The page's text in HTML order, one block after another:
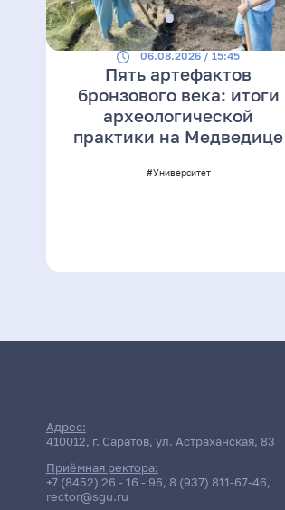
06.08.2026 / 15:45
Пять артефактов
бронзового века: итоги
археологической
практики на Медведице
#Университет
Адрес:
410012, г. Саратов, ул. Астраханская, 83
Приёмная ректора:
+7 (8452) 26 - 16 - 96, 8 (937) 811-67-46,
rector@sgu.ru